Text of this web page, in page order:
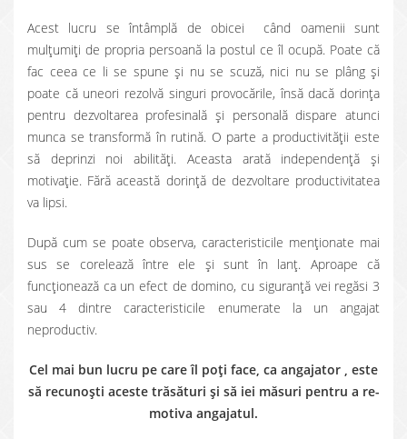
Acest lucru se întâmplă de obicei când oamenii sunt
mulţumiţi de propria persoană la postul ce îl ocupă. Poate că
fac ceea ce li se spune şi nu se scuză, nici nu se plâng şi
poate că uneori rezolvă singuri provocările, însă dacă dorinţa
pentru dezvoltarea profesinală şi personală dispare atunci
munca se transformă în rutină. O parte a productivităţii este
să deprinzi noi abilităţi. Aceasta arată independenţă şi
motivaţie. Fără această dorinţă de dezvoltare productivitatea
va lipsi.
După cum se poate observa, caracteristicile menţionate mai
sus se corelează între ele şi sunt în lanţ. Aproape că
funcţionează ca un efect de domino, cu siguranţă vei regăsi 3
sau 4 dintre caracteristicile enumerate la un angajat
neproductiv.
Cel mai bun lucru pe care îl poţi face, ca angajator , este
să recunoşti aceste trăsături şi să iei măsuri pentru a re-
motiva angajatul.